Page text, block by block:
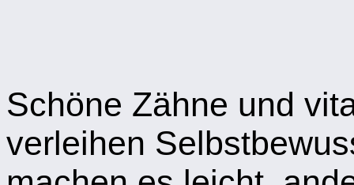
Schöne Zähne und
verleihen